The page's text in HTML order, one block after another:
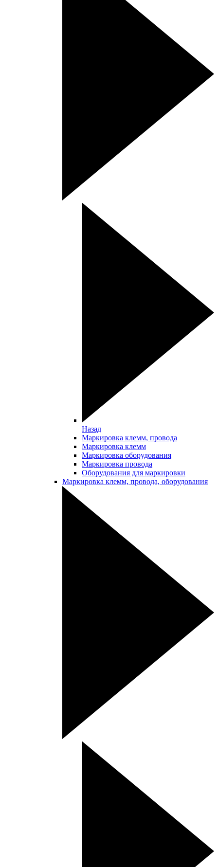
Назад
Маркировка клемм, провода
Маркировка клемм
Маркировка оборудования
Маркировка провода
Оборудования для маркировки
Маркировка клемм, провода, оборудования